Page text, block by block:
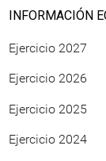
INFORMACIÓN
Ejercicio 2027
Ejercicio 2026
Ejercicio 2025
Ejercicio 2024